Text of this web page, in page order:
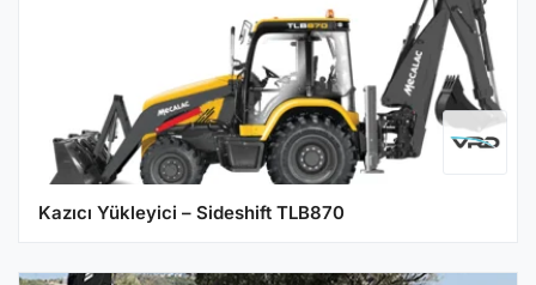
Kazıcı Yükleyici – Sideshift TLB870